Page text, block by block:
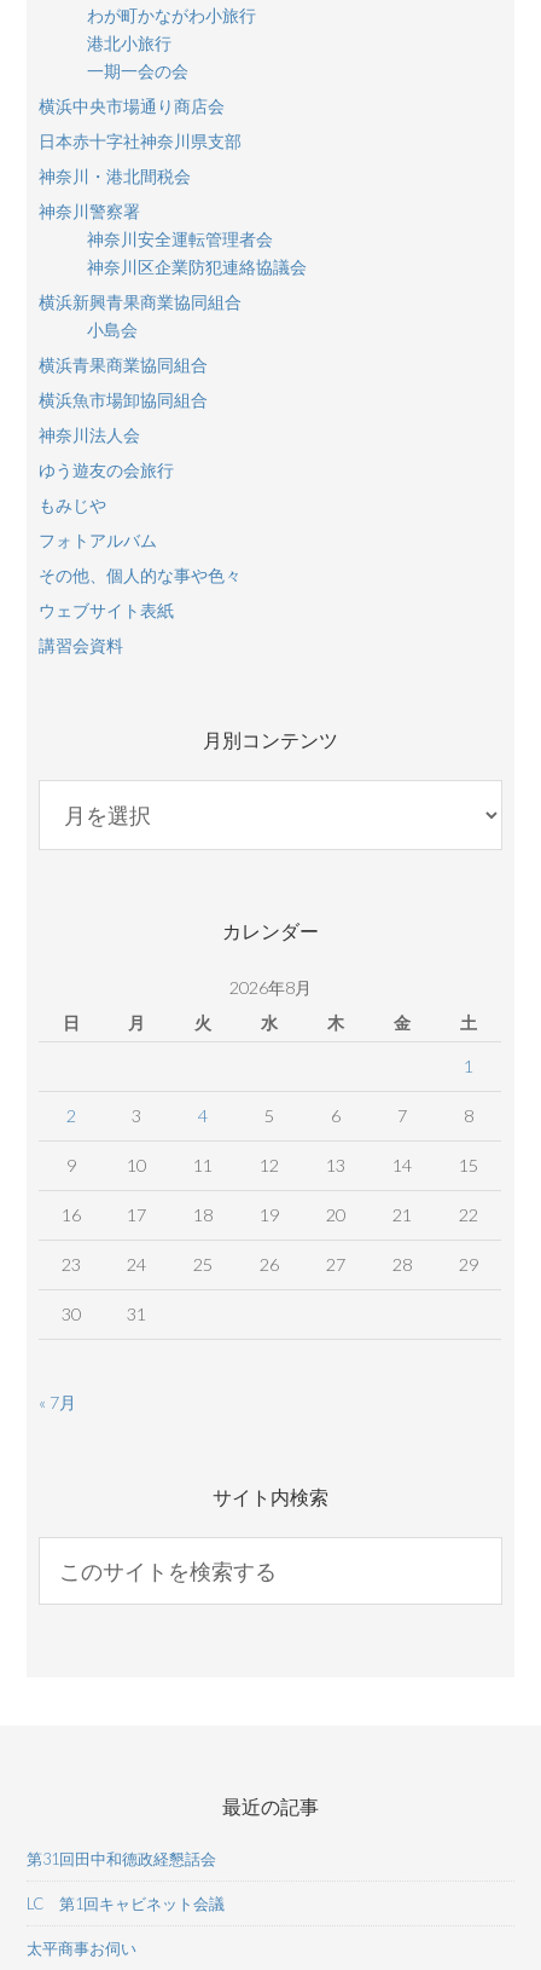
わが町かながわ小旅行
港北小旅行
一期一会の会
横浜中央市場通り商店会
日本赤十字社神奈川県支部
神奈川・港北間税会
神奈川警察署
神奈川安全運転管理者会
神奈川区企業防犯連絡協議会
横浜新興青果商業協同組合
小島会
横浜青果商業協同組合
横浜魚市場卸協同組合
神奈川法人会
ゆう遊友の会旅行
もみじや
フォトアルバム
その他、個人的な事や色々
ウェブサイト表紙
講習会資料
月別コンテンツ
コ
カレンダー
2026年8月
日
月 火 水 木 金 土
1
2 3 4 5 6 7 8
9 10 11 12 13 14 15
16 17 18 19 20 21 22
23 24 25 26 27 28 29
30 31
« 7月
サイト内検索
最近の記事
第31回田中和德政経懇話会
LC 第1回キャビネット会議
太平商事お伺い